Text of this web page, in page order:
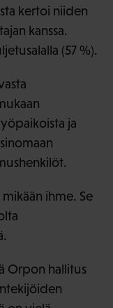
kertoi niiden
kanssa.
(57 %).
ja
ihme. Se
Orpon hallitus